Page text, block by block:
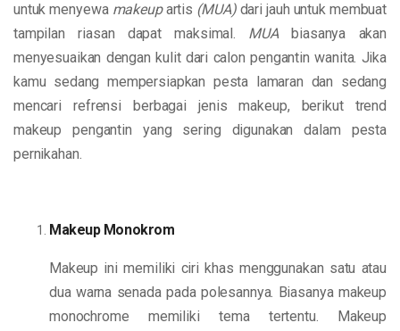
untuk menyewa makeupartis (MUA)dari jauh untuk membuat
tampilan riasan dapat maksimal. MUAbiasanya akan
menyesuaikan dengan kulit dari calon pengantin wanita. Jika
kamu sedang mempersiapkan pesta lamaran dan sedang
mencari refrensi berbagai jenis makeup, berikut trend
makeup pengantin yang sering digunakan dalam pesta
pernikahan.
Makeup Monokrom
Makeup ini memiliki ciri khas menggunakan satu atau
dua warna senada pada polesannya. Biasanya makeup
monochrome memiliki tema tertentu. Makeup